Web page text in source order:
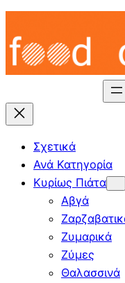
Skip
content
Σχετικά
Ανά Κατηγορία
Κυρίως Πιάτα
Αβγά
Ζυμαρικά
Ζύμες
Θαλασσινά